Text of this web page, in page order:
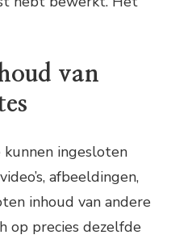
van
ingesloten
afbeeldingen,
inhoud van andere
op precies dezelfde